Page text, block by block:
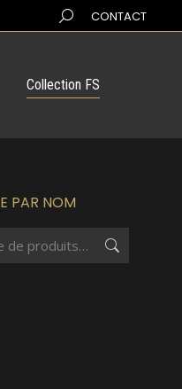
Search:CONTACT
Collection FS
PAR NOM